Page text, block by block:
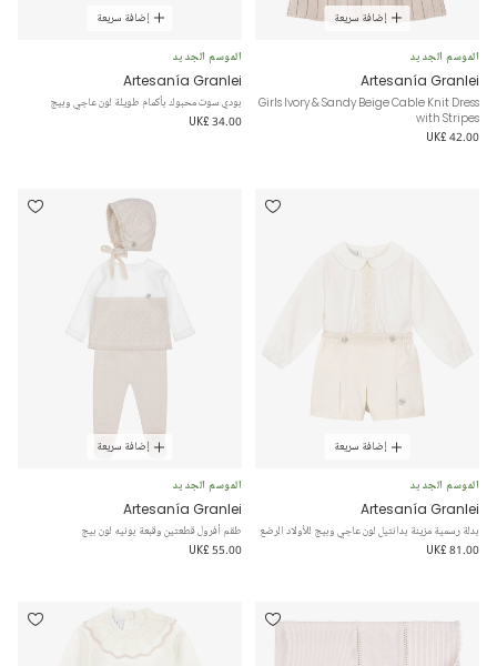
إضافة سريعة
الموسم الجديد
Artesanía Granlei
Girls Ivory & Sandy Beige Cable Knit Dress
with Stripes
UK£ 42.00
إضافة سريعة
الموسم الجديد
Artesanía Granlei
بودي سوت محبوك بأكمام طويلة لون عاجي وبيج
UK£ 34.00
إضافة سريعة
الموسم الجديد
Artesanía Granlei
بدلة رسمية مزينة بدانتيل لون عاجي وبيج للأولاد الرضع
UK£ 81.00
إضافة سريعة
الموسم الجديد
Artesanía Granlei
طقم أفرول قطعتين وقبعة بونيه لون بيج
UK£ 55.00